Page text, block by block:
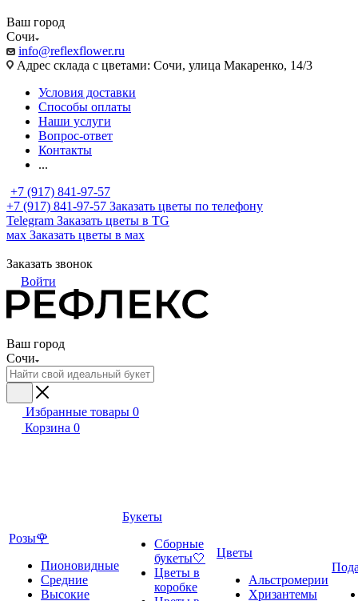
Ваш город
Сочи
info@reflexflower.ru
Адрес склада с цветами: Сочи, улица Макаренко, 14/3
Условия доставки
Способы оплаты
Наши услуги
Вопрос-ответ
Контакты
...
+7 (917) 841-97-57
+7 (917) 841-97-57 Заказать цветы по телефону
Telegram Заказать цветы в TG
мах Заказать цветы в мах
Заказать звонок
Войти
Ваш город
Сочи
Избранные товары 0
Корзина 0
Розы🌹
Пионовидные
Средние
Высокие
Букеты
Сборные
букеты🤍
Цветы в
коробке
Цветы
Альстромерии
Хризантемы